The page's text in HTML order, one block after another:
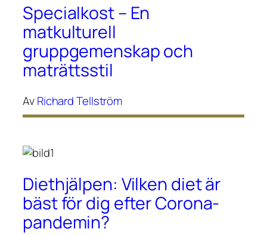
Specialkost – En
matkulturell
gruppgemenskap och
maträttsstil
AvRichard Tellström
Diethjälpen: Vilken diet är
bäst för dig efter Corona-
pandemin?